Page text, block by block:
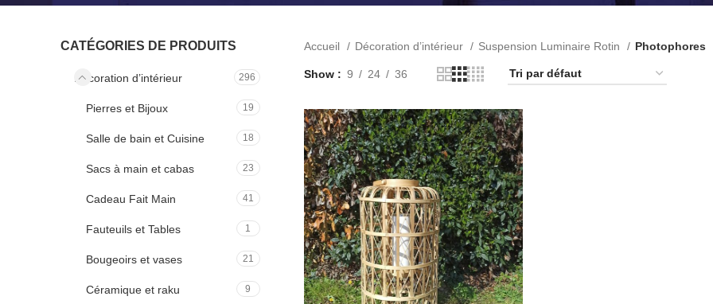
CATÉGORIES DE PRODUITS
Décoration d’intérieur 296
Pierres et Bijoux 19
Salle de bain et Cuisine 18
Sacs à main et cabas 23
Cadeau Fait Main 41
Fauteuils et Tables 1
Bougeoirs et vases 21
Céramique et raku 9
Accueil Décoration d’intérieur Suspension Luminaire Rotin Photophores
Show 9 24 36